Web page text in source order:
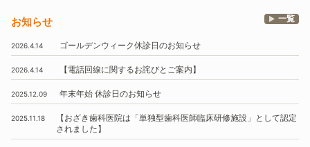
お知らせ 一覧
2026.4.14 ゴールデンウィーク休診日のお知らせ
2026.4.14 【電話回線に関するお詫びとご案内】
2025.12.09 年末年始 休診日のお知らせ
2025.11.18 【おざき歯科医院は 「単独型歯科医師臨床研修施設」
として認定
されました】